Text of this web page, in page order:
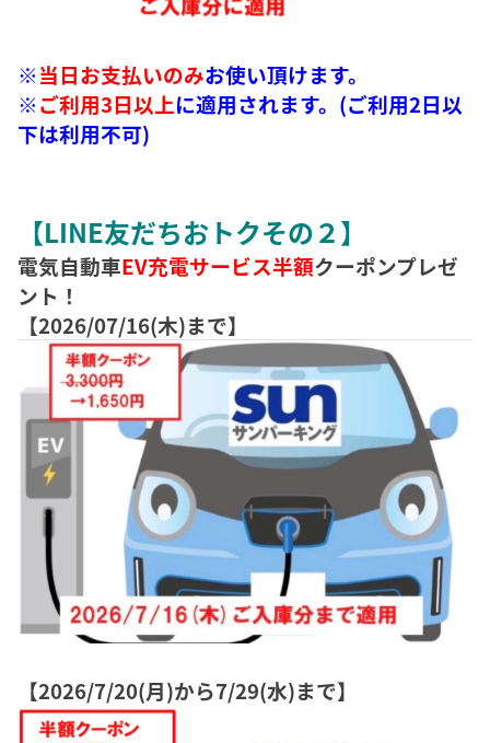
※当日お支払いのみお使い頂けます。
※ご利用3日以上に適用されます。(ご利用2日以
下は利用不可)
【LINE友だちおトクその２】
電気自動車EV充電サービス半額クーポンプレゼ
ント！
【2026/07/16(木)まで】
【2026/7/20(月)から7/29(水)まで】